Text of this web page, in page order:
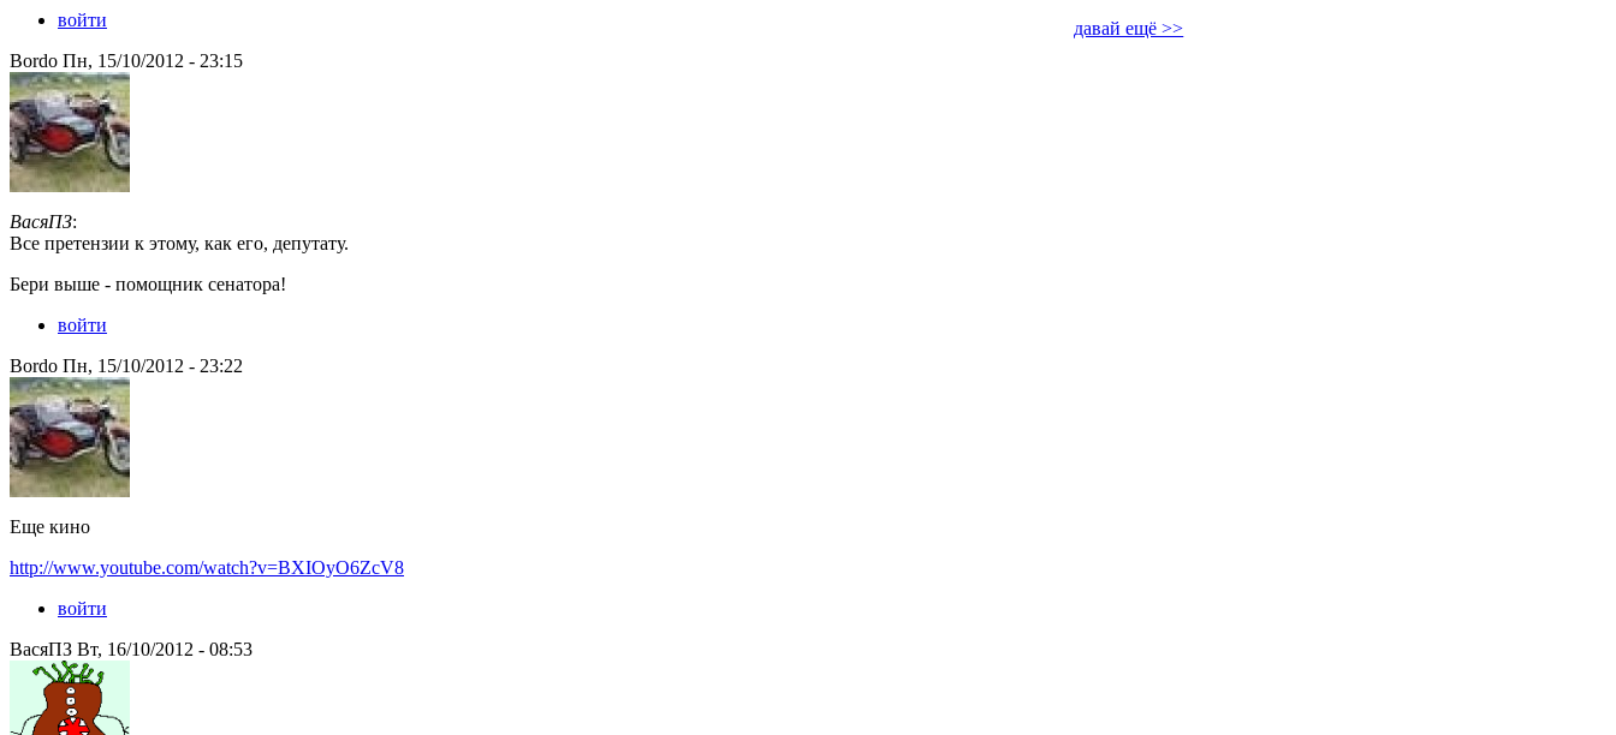
войти
Bordo Пн, 15/10/2012 - 23:15
ВасяПЗ:
Все претензии к этому, как его, депутату.
Бери выше - помощник сенатора!
войти
Bordo Пн, 15/10/2012 - 23:22
Еще кино
http://www.youtube.com/watch?v=BXIOyO6ZcV8
войти
ВасяПЗ Вт, 16/10/2012 - 08:53
давай ещё >>